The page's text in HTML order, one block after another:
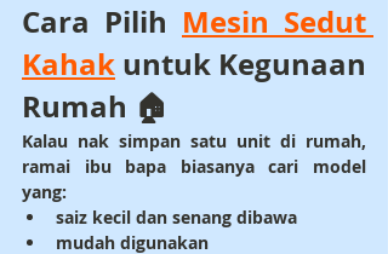
Cara Pilih Mesin Sedut
Kahak untuk Kegunaan
Rumah 🏠
Kalau nak simpan satu unit di rumah,
ramai ibu bapa biasanya cari model
yang:
saiz kecil dan senang dibawa
mudah digunakan